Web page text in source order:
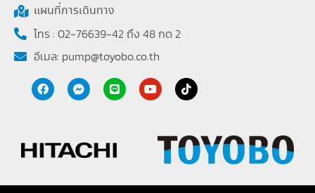
แผนที่การเดินทาง
โทร : 02-76639-42 ถึง 48 กด 2
อีเมล: pump@toyobo.co.th